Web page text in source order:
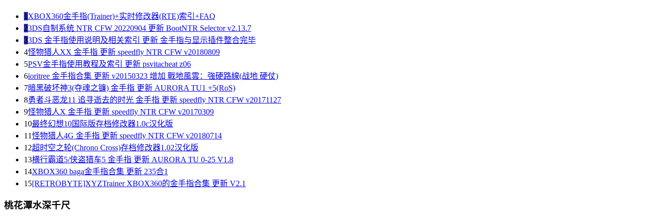
1 XBOX360金手指(Trainer)+实时修改器(RTE)索引+FAQ
23DS自制系统 NTR CFW 20220904 更新 BootNTR Selector v2.13.7
33DS 金手指使用说明及相关索引 更新 金手指与显示插件整合完毕
4怪物猎人XX 金手指 更新 speedfly NTR CFW v20180809
5PSV金手指使用教程及索引 更新 psvitacheat z06
6ioritree 金手指合集 更新 v20150323 增加 戰地風雲：強硬路線(战地 硬仗)
7暗黑破坏神3(夺魂之镰) 金手指 更新 AURORA TU1 +5(RoS)
8勇者斗恶龙11 追寻逝去的时光 金手指 更新 speedfly NTR CFW v20171127
9怪物猎人X 金手指 更新 speedfly NTR CFW v20170309
10最终幻想10国际版存档修改器1.0c汉化版
11怪物猎人4G 金手指 更新 speedfly NTR CFW v20180714
12超时空之轮(Chrono Cross)存档修改器1.02汉化版
13横行霸道5/侠盗猎车5 金手指 更新 AURORA TU 0-25 V1.8
14XBOX360 baga金手指合集 更新 235合1
15[RETROBYTE]XYZTrainer XBOX360的金手指合集 更新 V2.1
桃花潭水深千尺